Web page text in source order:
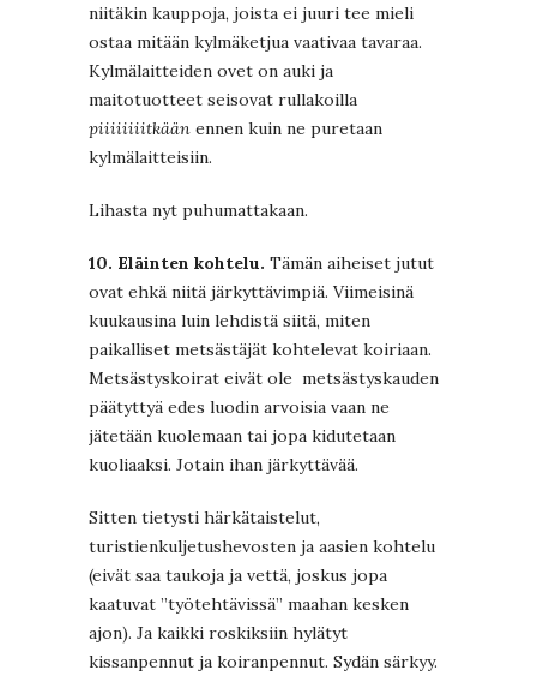
niitäkin kauppoja, joista ei juuri tee mieli
ostaa mitään kylmäketjua vaativaa tavaraa.
Kylmälaitteiden ovet on auki ja
maitotuotteet seisovat rullakoilla
piiiiiiiitkään ennen kuin ne puretaan
kylmälaitteisiin.
Lihasta nyt puhumattakaan.
10. Eläinten kohtelu. Tämän aiheiset jutut
ovat ehkä niitä järkyttävimpiä. Viimeisinä
kuukausina luin lehdistä siitä, miten
paikalliset metsästäjät kohtelevat koiriaan.
Metsästyskoirat eivät ole metsästyskauden
päätyttyä edes luodin arvoisia vaan ne
jätetään kuolemaan tai jopa kidutetaan
kuoliaaksi. Jotain ihan järkyttävää.
Sitten tietysti härkätaistelut,
turistienkuljetushevosten ja aasien kohtelu
(eivät saa taukoja ja vettä, joskus jopa
kaatuvat ”työtehtävissä” maahan kesken
ajon). Ja kaikki roskiksiin hylätyt
kissanpennut ja koiranpennut. Sydän särkyy.